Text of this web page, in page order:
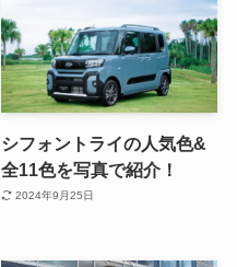
シフォントライの人気色&
全11色を写真で紹介！
2024年9月25日